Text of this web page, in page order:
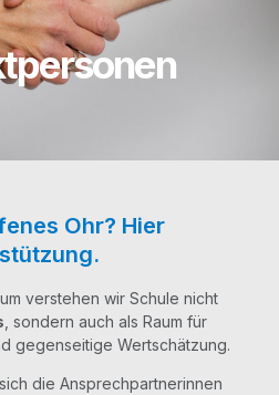
Ohr? Hier
ver­ste­hen wir Schu­le nicht
, son­dern auch als Raum für
gegen­sei­ti­ge Wertschätzung.
die Ansprech­part­ne­rin­nen